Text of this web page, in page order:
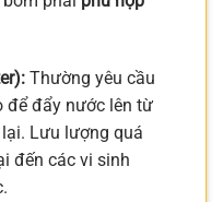
Thường yêu cầu
để đẩy nước lên từ
Lưu lượng quá
đến các vi sinh